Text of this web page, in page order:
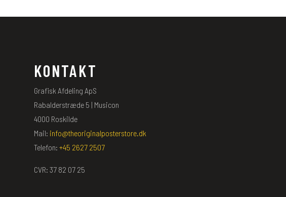
KONTAKT
Grafisk Afdeling ApS
Rabalderstræde 5 | Musicon
4000 Roskilde
Mail: info@theoriginalposterstore.dk
Telefon: +45 2627 2507
CVR: 37 82 07 25